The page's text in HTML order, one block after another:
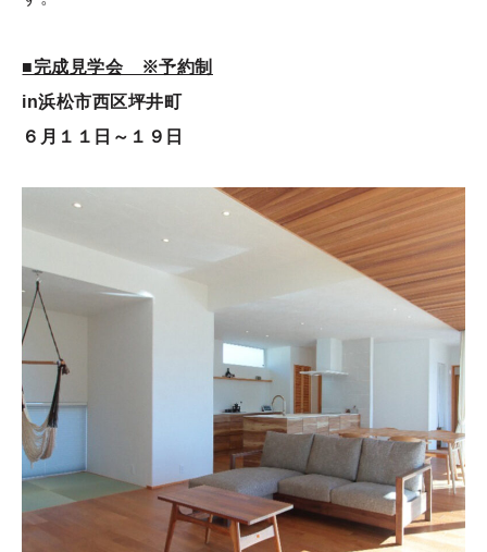
■完成見学会 ※予約制
in浜松市西区坪井町
６月１１日～１９日